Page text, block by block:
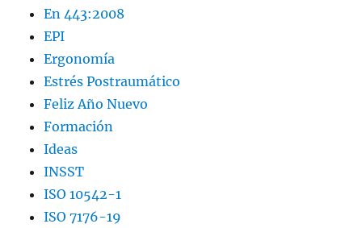
En 443:2008
EPI
Ergonomía
Estrés Postraumático
Feliz Año Nuevo
Formación
Ideas
INSST
ISO 10542-1
ISO 7176-19